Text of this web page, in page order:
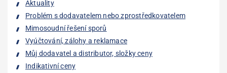
Aktuality
Problém s dodavatelem nebo zprostředkovatelem
Mimosoudní řešení sporů
Vyúčtování, zálohy a reklamace
Můj dodavatel a distributor, složky ceny
Indikativní ceny